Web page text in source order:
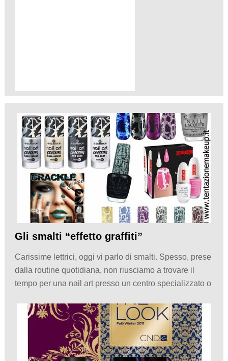
Gli smalti “effetto graffiti”
Carissime lettrici, oggi vi parlo di smalti. Spesso, prese
dalla routine quotidiana, non riusciamo a trovare il
tempo per una nail art presso un centro specializzato o